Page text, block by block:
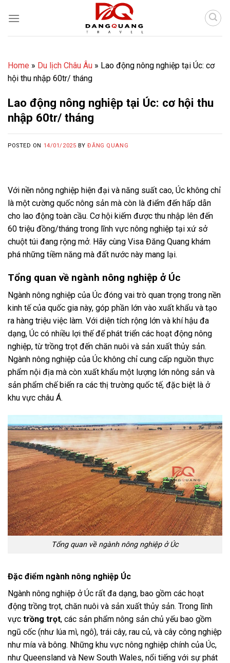
Home » Du lịch Châu Âu » Lao động nông nghiệp tại Úc: cơ
hội thu nhập 60tr/ tháng
Lao động nông nghiệp tại Úc: cơ hội thu
nhập 60tr/ tháng
POSTED ON 14/01/2025 BYĐĂNG QUANG
Với nền nông nghiệp hiện đại và năng suất cao, Úc không chỉ
là một cường quốc nông sản mà còn là điểm đến hấp dẫn
cho lao động toàn cầu. Cơ hội kiếm được thu nhập lên đến
60 triệu đồng/tháng trong lĩnh vực nông nghiệp tại xứ sở
chuột túi đang rộng mở. Hãy cùng Visa Đăng Quang khám
phá những tiềm năng mà đất nước này mang lại.
Tổng quan về ngành nông nghiệp ở Úc
Ngành nông nghiệp của Úc đóng vai trò quan trọng trong nền
kinh tế của quốc gia này, góp phần lớn vào xuất khẩu và tạo
ra hàng triệu việc làm. Với diện tích rộng lớn và khí hậu đa
dạng, Úc có nhiều lợi thế để phát triển các hoạt động nông
nghiệp, từ trồng trọt đến chăn nuôi và sản xuất thủy sản.
Ngành nông nghiệp của Úc không chỉ cung cấp nguồn thực
phẩm nội địa mà còn xuất khẩu một lượng lớn nông sản và
sản phẩm chế biến ra các thị trường quốc tế, đặc biệt là ở
khu vực châu Á.
Tổng quan về ngành nông nghiệp ở Úc
Đặc điểm ngành nông nghiệp Úc
Ngành nông nghiệp ở Úc rất đa dạng, bao gồm các hoạt
động trồng trọt, chăn nuôi và sản xuất thủy sản. Trong lĩnh
vực trồng trọt, các sản phẩm nông sản chủ yếu bao gồm
ngũ cốc (như lúa mì, ngô), trái cây, rau củ, và cây công nghiệp
như mía và bông. Những khu vực nông nghiệp chính của Úc,
như Queensland và New South Wales, nổi tiếng với sự phát